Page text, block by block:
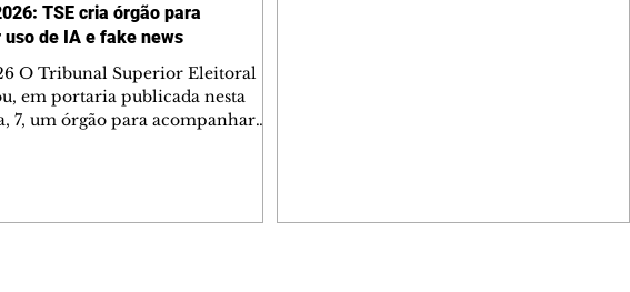
TSE cria órgão para
de IA e fake news
O Tribunal Superior Eleitoral
em portaria publicada nesta
7, um órgão para acompanhar